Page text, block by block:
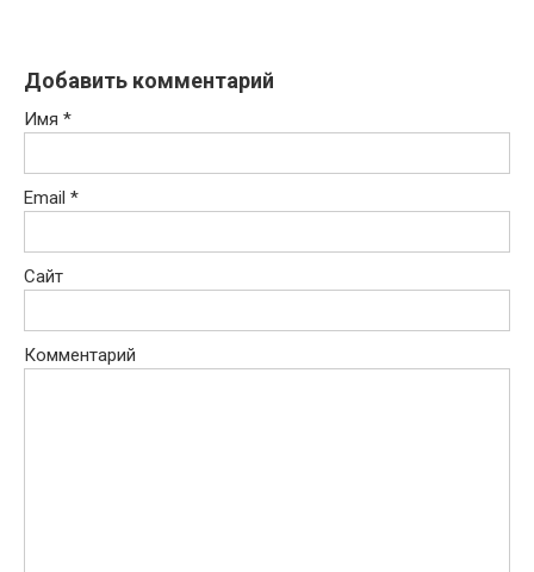
Добавить комментарий
Имя *
Email *
Сайт
Комментарий